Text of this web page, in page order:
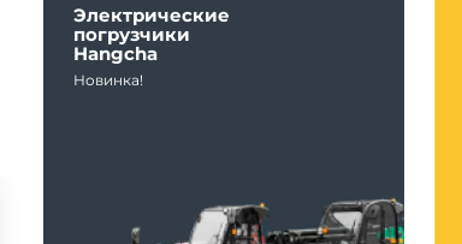
Электрические
погрузчики
Hangcha
Новинка!